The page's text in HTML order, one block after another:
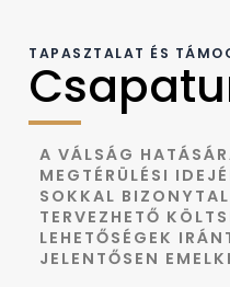
TAPASZTALAT ÉS
A VÁLSÁG
MEGTÉRÜLÉSI
SOKKAL
TERVEZHETŐ
LEHETŐSÉGEK
JELENTŐSEN